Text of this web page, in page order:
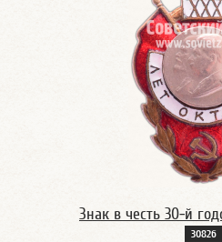
Знак в честь 30-й
3082б